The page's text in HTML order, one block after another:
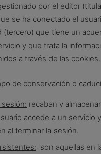
por el editor
se ha conectado el
(tercero) que tiene un
y que trata la
a través de las cookies.
de conservación o
recaban y
accede a un servicio y
al terminar la sesión.
son aquellas en